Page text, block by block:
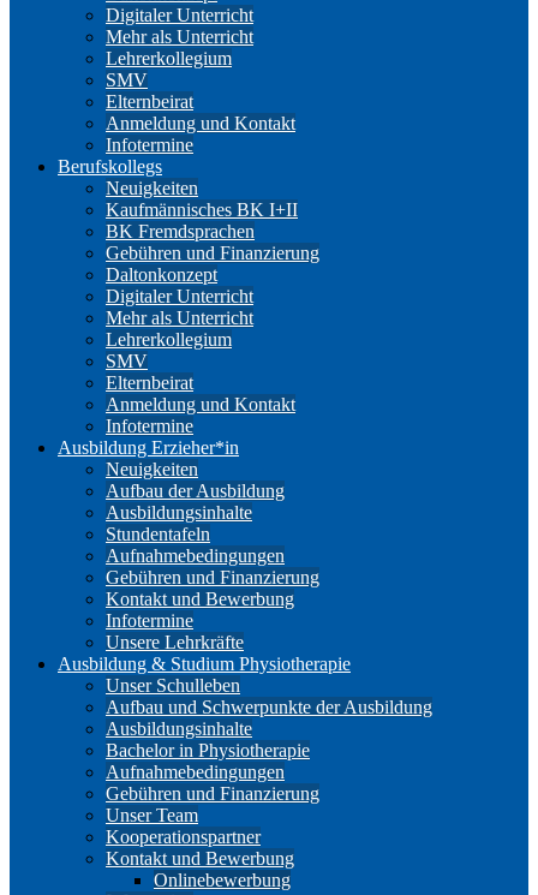
Digitaler Unterricht
Mehr als Unterricht
Lehrerkollegium
SMV
Elternbeirat
Anmeldung und Kontakt
Infotermine
Berufskollegs
Neuigkeiten
Kaufmännisches BK I+II
BK Fremdsprachen
Gebühren und Finanzierung
Daltonkonzept
Digitaler Unterricht
Mehr als Unterricht
Lehrerkollegium
SMV
Elternbeirat
Anmeldung und Kontakt
Infotermine
Ausbildung Erzieher*in
Neuigkeiten
Aufbau der Ausbildung
Ausbildungsinhalte
Stundentafeln
Aufnahmebedingungen
Gebühren und Finanzierung
Kontakt und Bewerbung
Infotermine
Unsere Lehrkräfte
Ausbildung & Studium Physiotherapie
Unser Schulleben
Aufbau und Schwerpunkte der Ausbildung
Ausbildungsinhalte
Bachelor in Physiotherapie
Aufnahmebedingungen
Gebühren und Finanzierung
Unser Team
Kooperationspartner
Kontakt und Bewerbung
Onlinebewerbung